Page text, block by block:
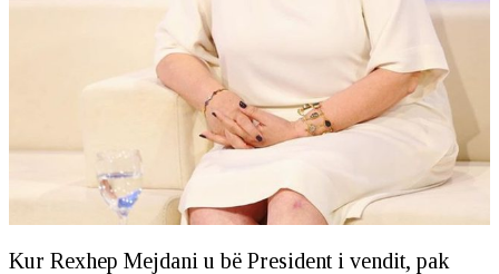
Kur Rexhep Mejdani u bë President i vendit, pak